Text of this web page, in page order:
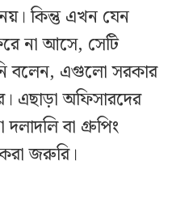
কিন্তু এখন যেন
না আসে, সেটি
বলেন, এগুলো সরকার
এছাড়া অফিসারদের
বা গ্রুপিং
জরুরি।